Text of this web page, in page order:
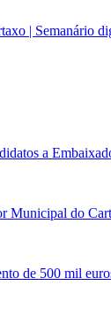
| Semanário
a
Municipal do
de 500 mil